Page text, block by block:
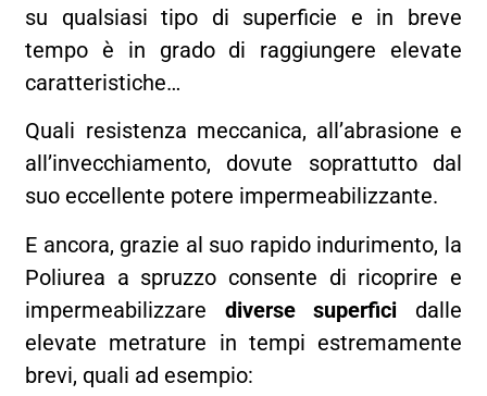
su qualsiasi tipo di superficie e in breve
tempo è in grado di raggiungere elevate
caratteristiche…
Quali resistenza meccanica, all’abrasione e
all’invecchiamento, dovute soprattutto dal
suo eccellente potere impermeabilizzante.
E ancora, grazie al suo rapido indurimento, la
Poliurea a spruzzo consente di ricoprire e
impermeabilizzare diverse superfici dalle
elevate metrature in tempi estremamente
brevi, quali ad esempio: